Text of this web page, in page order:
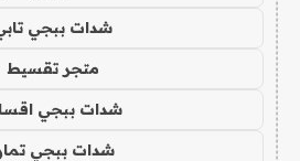
شدات ببجي
متجر تقسيط
شدات ببجي
شدات ببجي